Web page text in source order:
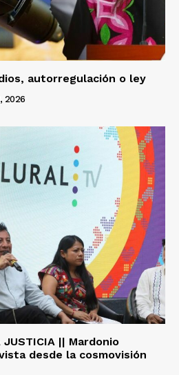
autorregulación o ley
2026
JUSTICIA || Mardonio
desde la cosmovisión